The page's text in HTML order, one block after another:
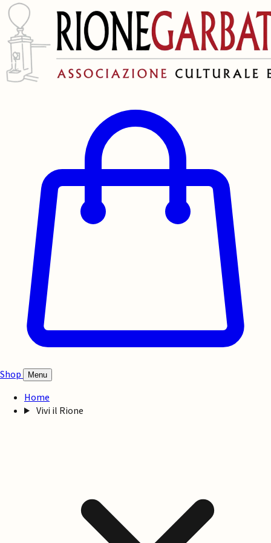
Shop Menu
Home
Vivi il Rione